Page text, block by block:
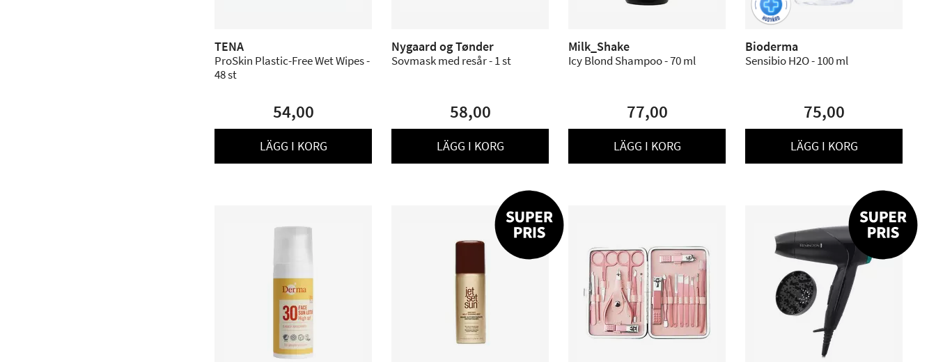
TENA
ProSkin Plastic-Free Wet Wipes -
48 st
54,00
LÄGG I KORG
Nygaard og Tønder
Sovmask med resår - 1 st
58,00
LÄGG I KORG
Milk_Shake
Icy Blond Shampoo - 70 ml
77,00
LÄGG I KORG
Bioderma
Sensibio H2O - 100 ml
75,00
LÄGG I KORG